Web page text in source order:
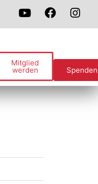
Mitglied
werden Spenden